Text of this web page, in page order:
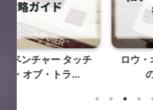
ャー タッチ
・トラ...
ロウ・オブ・
の掟徹